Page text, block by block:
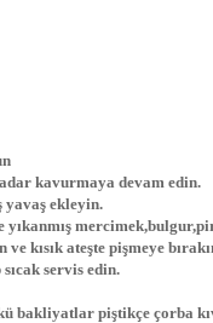
kavurmaya devam edin.
yavaş ekleyin.
yıkanmış
ve kısık ateşte pişmeye
servis edin.
bakliyatlar piştikçe çorba